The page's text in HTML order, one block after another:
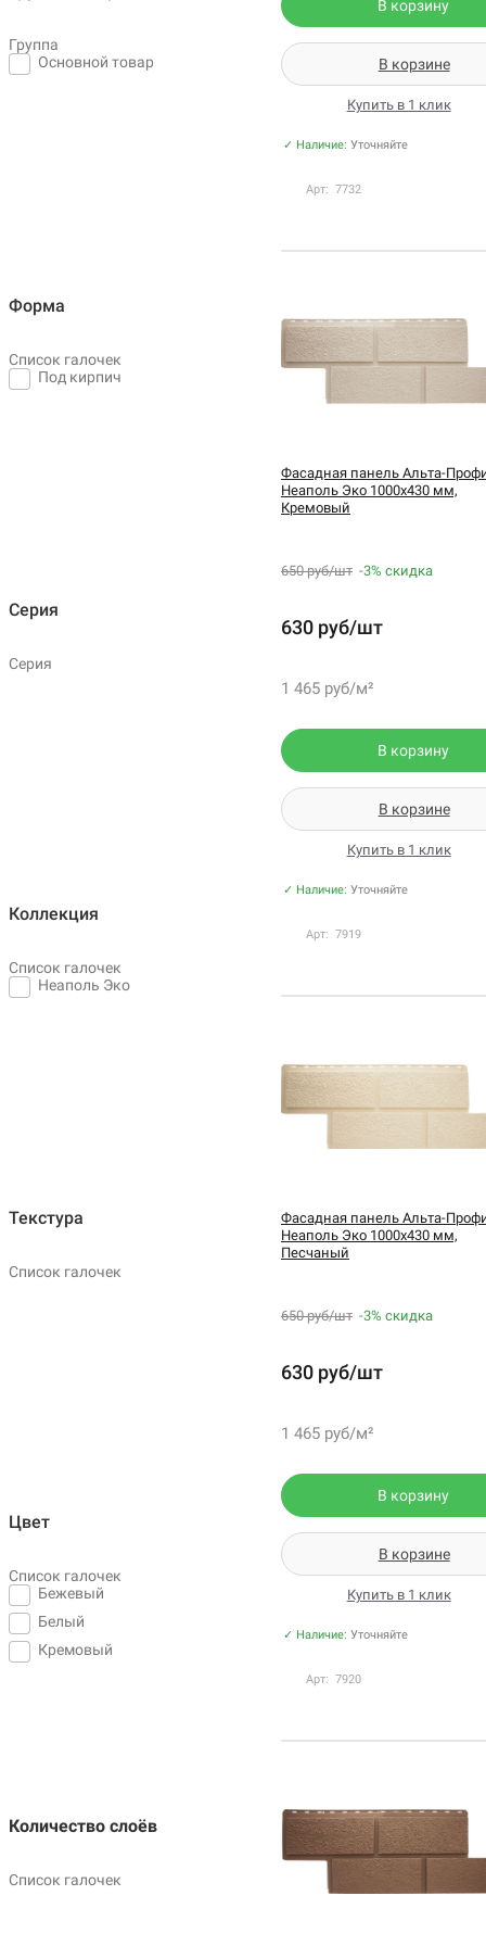
Группа
Основной товар
Форма
Список галочек
Под кирпич
Серия
Серия
Коллекция
Список галочек
Неаполь Эко
Текстура
Список галочек
Цвет
Список галочек
Бежевый
Белый
Кремовый
Количество слоёв
Список галочек
В корзину
В корзине
Купить в 1 клик
✓ Наличие:Уточняйте
Арт: 7732
Фасадная панель Альта-
Неаполь Эко 1000х430 мм,
Кремовый
650 руб/шт -3% скидка
630 руб/шт
1 465 руб/м²
В корзину
В корзине
Купить в 1 клик
✓ Наличие:Уточняйте
Арт: 7919
Фасадная панель Альта-
Неаполь Эко 1000х430 мм,
Песчаный
650 руб/шт -3% скидка
630 руб/шт
1 465 руб/м²
В корзину
В корзине
Купить в 1 клик
✓ Наличие:Уточняйте
Арт: 7920